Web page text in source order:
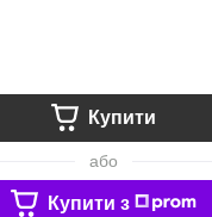
Купити
або
Купити з